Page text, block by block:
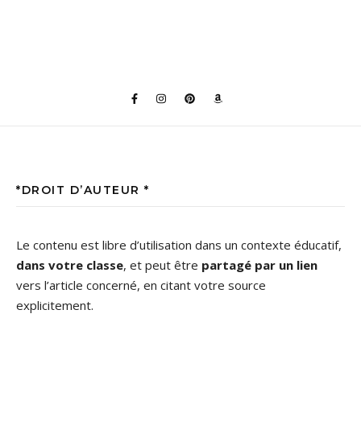
*DROIT D’AUTEUR *
Le contenu est libre d’utilisation dans un contexte éducatif,
dans votre classe, et peut être partagé par un lien
vers l’article concerné, en citant votre source
explicitement.